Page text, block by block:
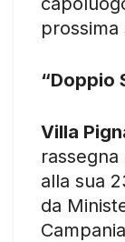
prossima
“Doppio
Villa
alla sua
da